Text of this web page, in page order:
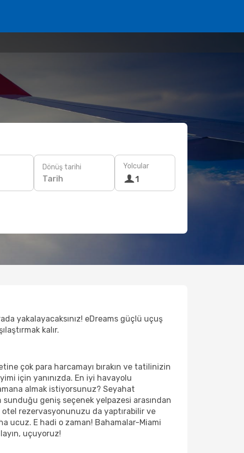
Dönüş tarihi
Tarih
Yolcular
1
yakalayacaksınız! eDreams güçlü uçuş
kalır.
çok para harcamayı bırakın ve tatilinizin
için yanınızda. En iyi havayolu
almak istiyorsunuz? Seyahat
geniş seçenek yelpazesi arasından
otel rezervasyonunuzu da yaptırabilir ve
ucuz. E hadi o zaman! Bahamalar-Miami
uçuyoruz!